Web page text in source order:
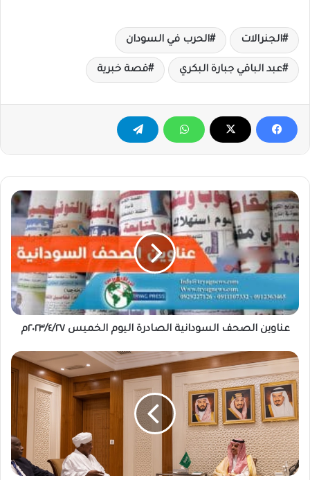
الجنرالات الحرب في السودان
عبد الباقي جبارة البكري قصة خبرية
عناوين
الصحف
السودانية
الصادرة
اليوم
الخميس
عناوين الصحف السودانية الصادرة اليوم الخميس ٢٠٢٣/٤/٢٧م
السعودية
تتدعو
لتحكيم
صوت
العقل
ووقف
الاقتتال
في
السودان